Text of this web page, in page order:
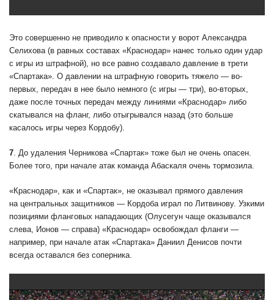
Это совершенно не приводило к опасности у ворот Александра
Селихова (в равных составах «Краснодар» нанес только один удар
с игры из штрафной), но все равно создавало давление в трети
«Спартака». О давлении на штрафную говорить тяжело — во-
первых, передач в нее было немного (с игры — три), во-вторых,
даже после точных передач между линиями «Краснодар» либо
скатывался на фланг, либо отыгрывался назад (это больше
касалось игры через Кордобу).
7 . До удаления Черникова «Спартак» тоже был не очень опасен.
Более того, при начале атак команда Абаскаля очень тормозила.
«Краснодар», как и «Спартак», не оказывал прямого давления
на центральных защитников — Кордоба играл по Литвинову. Узкими
позициями фланговых нападающих (Олусегун чаще оказывался
слева, Ионов — справа) «Краснодар» освобождал фланги —
например, при начале атак «Спартака» Даниил Денисов почти
всегда оставался без соперника.